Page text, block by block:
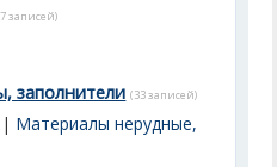
записей)
заполнители (33 записей)
| Материалы нерудные,